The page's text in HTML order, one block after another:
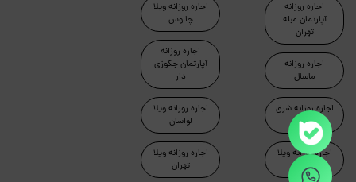
اجاره روزانه
آپارتمان مبله
تهران
اجاره روزانه
ماسال
اجاره روزانه شرق
تهران
اجاره روزانه ویلا
دماوند
اجاره روزانه ویلا
چالوس
اجاره روزانه
آپارتمان جکوزی
دار
اجاره روزانه ویلا
لواسان
اجاره روزانه ویلا
تهران